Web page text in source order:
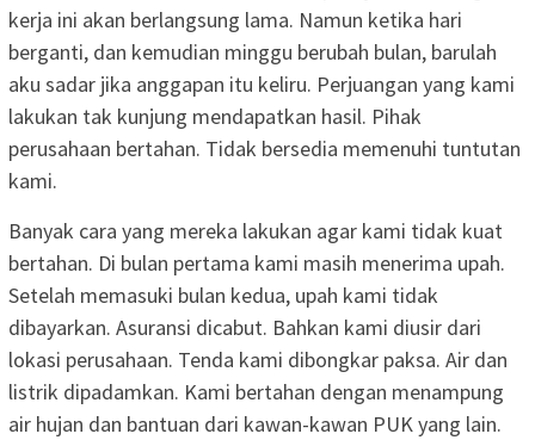
kerja ini akan berlangsung lama. Namun ketika hari
berganti, dan kemudian minggu berubah bulan, barulah
aku sadar jika anggapan itu keliru. Perjuangan yang kami
lakukan tak kunjung mendapatkan hasil. Pihak
perusahaan bertahan. Tidak bersedia memenuhi tuntutan
kami.
Banyak cara yang mereka lakukan agar kami tidak kuat
bertahan. Di bulan pertama kami masih menerima upah.
Setelah memasuki bulan kedua, upah kami tidak
dibayarkan. Asuransi dicabut. Bahkan kami diusir dari
lokasi perusahaan. Tenda kami dibongkar paksa. Air dan
listrik dipadamkan. Kami bertahan dengan menampung
air hujan dan bantuan dari kawan-kawan PUK yang lain.